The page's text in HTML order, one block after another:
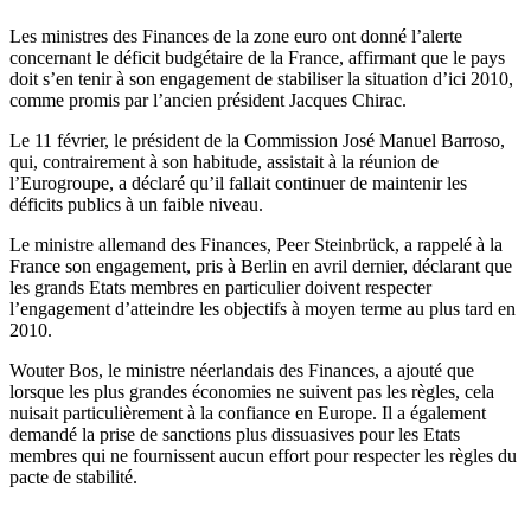
Les ministres des Finances de la zone euro ont donné l’alerte
concernant le déficit budgétaire de la France, affirmant que le pays
doit s’en tenir à son engagement de stabiliser la situation d’ici 2010,
comme promis par l’ancien président Jacques Chirac.
Le 11 février, le président de la Commission José Manuel Barroso,
qui, contrairement à son habitude, assistait à la réunion de
l’Eurogroupe, a déclaré qu’il fallait continuer de maintenir les
déficits publics à un faible niveau.
Le ministre allemand des Finances, Peer Steinbrück, a rappelé à la
France son engagement, pris à Berlin en avril dernier, déclarant que
les grands Etats membres en particulier doivent respecter
l’engagement d’atteindre les objectifs à moyen terme au plus tard en
2010.
Wouter Bos, le ministre néerlandais des Finances, a ajouté que
lorsque les plus grandes économies ne suivent pas les règles, cela
nuisait particulièrement à la confiance en Europe. Il a également
demandé la prise de sanctions plus dissuasives pour les Etats
membres qui ne fournissent aucun effort pour respecter les règles du
pacte de stabilité.